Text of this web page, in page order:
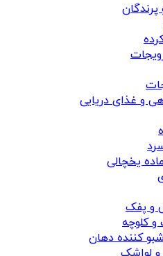
و غذای دریایی
یخچالی
و پفک
کلوچه
کننده دهان